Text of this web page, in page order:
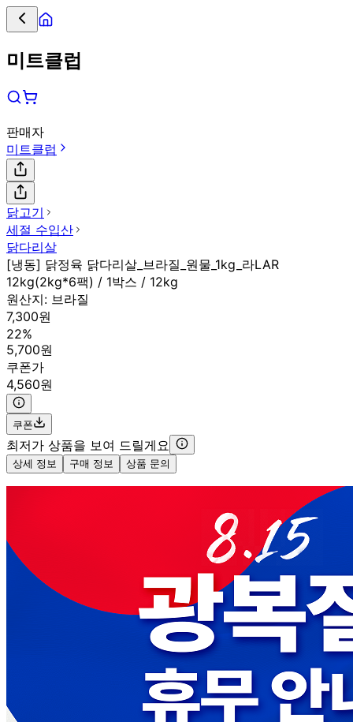
미트클럽
판매자
미트클럽
닭고기
세절 수입산
닭다리살
[냉동] 닭정육 닭다리살_브라질_원물_1kg_라LAR
12kg(2kg*6팩) / 1박스 / 12kg
원산지: 브라질
7,300원
22%
5,700원
쿠폰가
4,560원
쿠폰
최저가 상품을 보여 드릴게요
상세 정보 구매 정보 상품 문의